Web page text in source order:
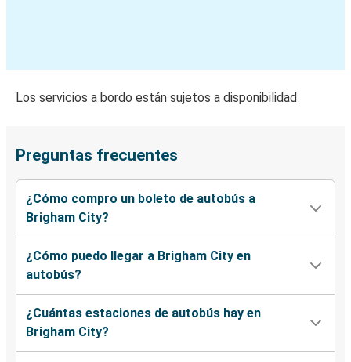
Los servicios a bordo están sujetos a disponibilidad
Preguntas frecuentes
¿Cómo compro un boleto de autobús a
Brigham City?
¿Cómo puedo llegar a Brigham City en
autobús?
¿Cuántas estaciones de autobús hay en
Brigham City?